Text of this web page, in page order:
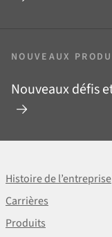
NOUVEAUX
Nouveaux défis
Histoire de l’entreprise
Carrières
Produits